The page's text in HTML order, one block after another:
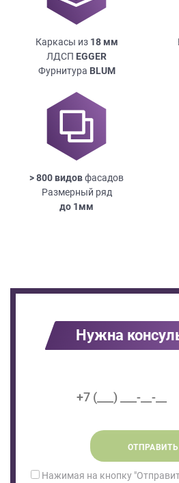
Каркасы из 18мм
ЛДСП EGGER
Фурнитура BLUM
> 800 видовфасадов
Размерный ряд
до 1мм
Нужна
ОТПРАВИТЬ
Нажимая на кнопку